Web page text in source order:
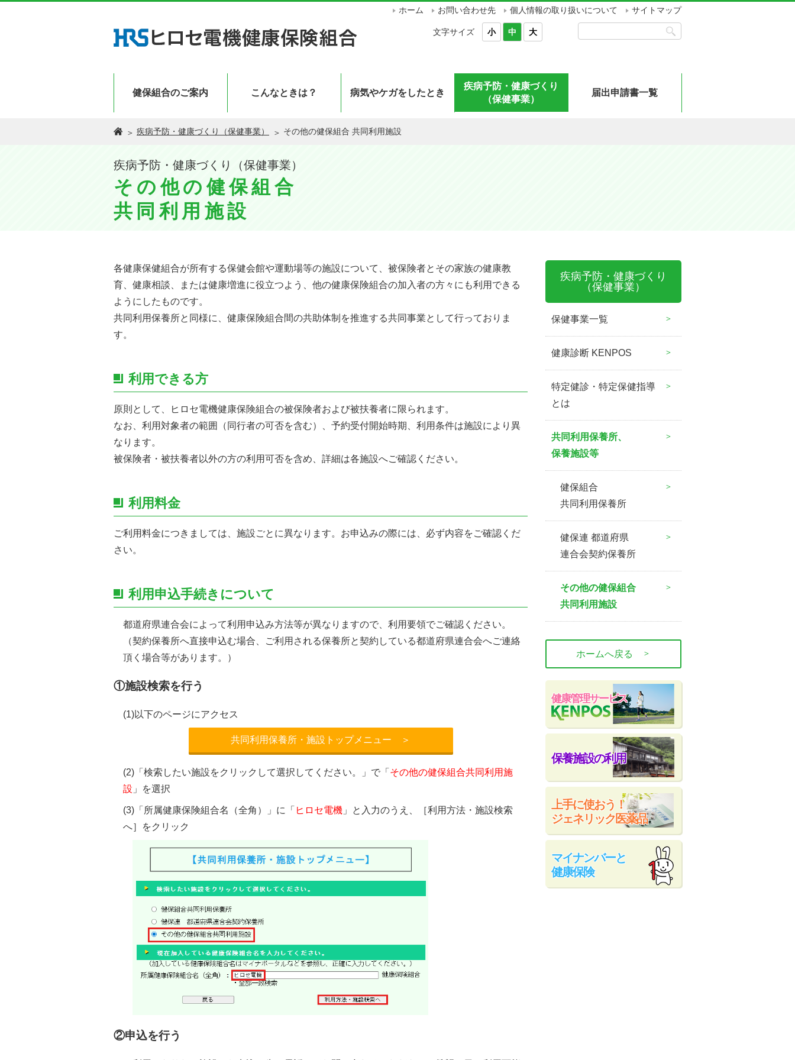
ホーム お問い合わせ先 個人情報の取り扱いについて サイトマップ
文字サイズ 小 中 大
健保組合のご案内 こんなときは？ 病気やケガをしたとき
疾病予防・健康づくり
（保健事業）
届出申請書一覧
疾病予防・健康づくり（保健事業） その他の健保組合 共同利用施設
疾病予防・健康づくり（保健事業）
その他の健保組合
共同利用施設
各健康保健組合が所有する保健会館や運動場等の施設について、被保険者とその家族の健康教
育、健康相談、または健康増進に役立つよう、他の健康保険組合の加入者の方々にも利用できる
ようにしたものです。
共同利用保養所と同様に、健康保険組合間の共助体制を推進する共同事業として行っておりま
す。
利用できる方
原則として、ヒロセ電機健康保険組合の被保険者および被扶養者に限られます。
なお、利用対象者の範囲（同行者の可否を含む）、予約受付開始時期、利用条件は施設により異
なります。
被保険者・被扶養者以外の方の利用可否を含め、詳細は各施設へご確認ください。
利用料金
ご利用料金につきましては、施設ごとに異なります。お申込みの際には、必ず内容をご確認くだ
さい。
利用申込手続きについて
都道府県連合会によって利用申込み方法等が異なりますので、利用要領でご確認ください。
（契約保養所へ直接申込む場合、ご利用される保養所と契約している都道府県連合会へご連絡
頂く場合等があります。）
①施設検索を行う
(1)以下のページにアクセス
共同利用保養所・施設トップメニュー ＞
(2)「検索したい施設をクリックして選択してください。」で「 その他の健保組合共同利用施
設 」を選択
(3)「所属健康保険組合名（全角）」に「 ヒロセ電機 」と入力のうえ、［利用方法・施設検索
へ］をクリック
②申込を行う
疾病予防・健康づくり
（保健事業）
保健事業一覧
健康診断 KENPOS
特定健診・特定保健指導
とは
共同利用保養所、
保養施設等
健保組合
共同利用保養所
健保連 都道府県
連合会契約保養所
その他の健保組合
共同利用施設
ホームへ戻る ＞
健康管理サービス
保養施設の利用
上手に使おう！
ジェネリック医薬品
マイナンバーと
健康保険